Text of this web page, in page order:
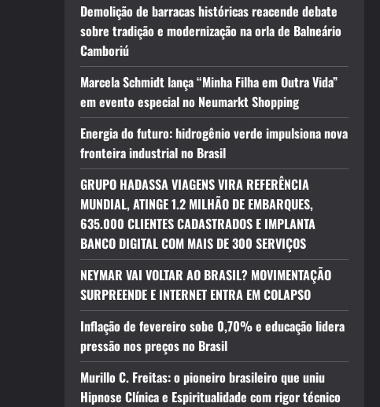
Demolição de barracas históricas reacende debate
sobre tradição e modernização na orla de Balneário
Camboriú
Marcela Schmidt lança “Minha Filha em Outra Vida”
em evento especial no Neumarkt Shopping
Energia do futuro: hidrogênio verde impulsiona nova
fronteira industrial no Brasil
GRUPO HADASSA VIAGENS VIRA REFERÊNCIA
MUNDIAL, ATINGE 1.2 MILHÃO DE EMBARQUES,
635.000 CLIENTES CADASTRADOS E IMPLANTA
BANCO DIGITAL COM MAIS DE 300 SERVIÇOS
NEYMAR VAI VOLTAR AO BRASIL? MOVIMENTAÇÃO
SURPREENDE E INTERNET ENTRA EM COLAPSO
Inflação de fevereiro sobe 0,70% e educação lidera
pressão nos preços no Brasil
Murillo C. Freitas: o pioneiro brasileiro que uniu
Hipnose Clínica e Espiritualidade com rigor técnico